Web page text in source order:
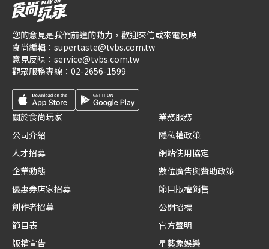
您的意見是我們前進的動力，歡迎來信或來電反映
食尚編輯： supertaste@tvbs.com.tw
意見反映： service@tvbs.com.tw
觀眾服務專線： 02-2656-1599
關於食尚玩家
公司介紹
人才招募
企業動態
優惠券店家招募
創作者招募
節目表
版權宣告
業務服務
隱私權政策
網站使用協定
數位廣告與贊助政策
節目版權銷售
公開招標
官方聲明
星藝象娛樂